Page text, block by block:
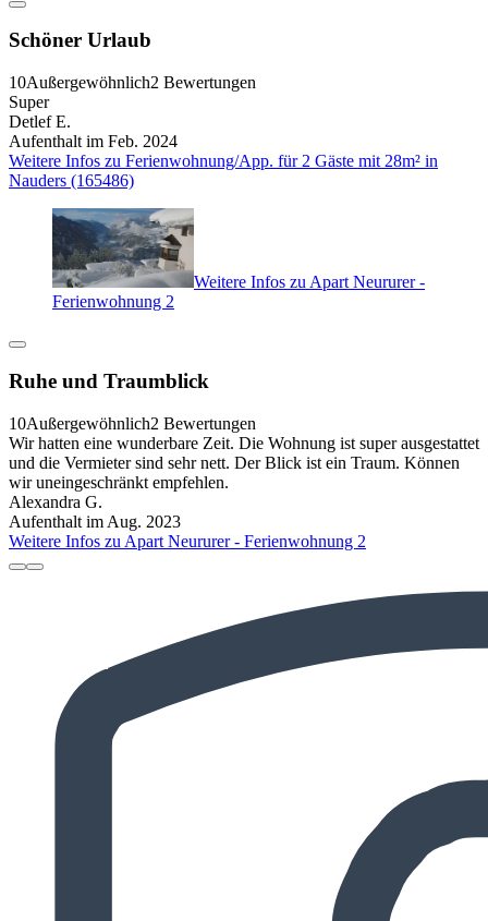
Schöner Urlaub
10Außergewöhnlich2 Bewertungen
Super
Detlef E.
Aufenthalt im Feb. 2024
Weitere Infos zu Ferienwohnung/App. für 2 Gäste mit 28m² in
Nauders (165486)
Weitere Infos zu Apart Neururer -
Ferienwohnung 2
Ruhe und Traumblick
10Außergewöhnlich2 Bewertungen
Wir hatten eine wunderbare Zeit. Die Wohnung ist super ausgestattet
und die Vermieter sind sehr nett. Der Blick ist ein Traum. Können
wir uneingeschränkt empfehlen.
Alexandra G.
Aufenthalt im Aug. 2023
Weitere Infos zu Apart Neururer - Ferienwohnung 2